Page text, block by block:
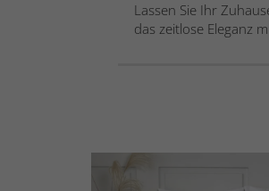
Lassen Sie Ihr
das zeitlose Eleganz